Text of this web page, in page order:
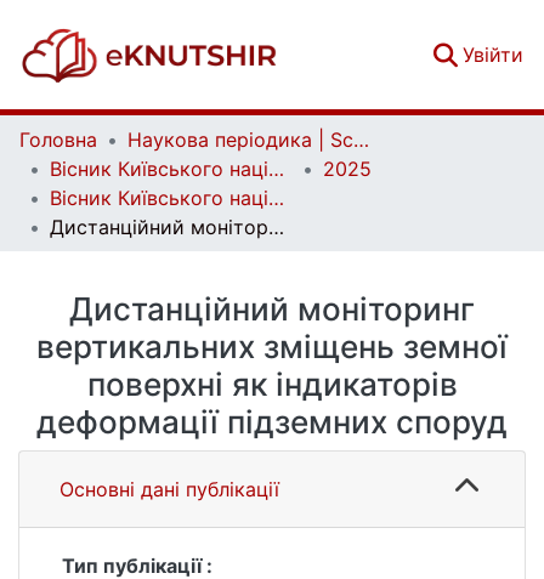
Увійти
Головна
Наукова періодика | Scientific periodicals
Вісник Київського національного університету імені Тараса Шевченка. Геологія | Visnyk of Taras Shevchenko National University of Kyiv. Geology
2025
Вісник Київського національного університету імені Тараса Шевченка. Геологія. 1(108)
Дистанційний моніторинг вертикальних зміщень земної поверхні як індикаторів деформації підземних споруд
Дистанційний моніторинг
вертикальних зміщень земної
поверхні як індикаторів
деформації підземних споруд
Основні дані публікації
Тип публікації :